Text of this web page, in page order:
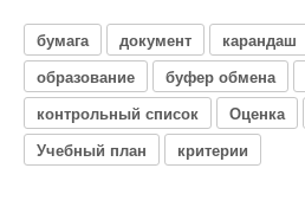
бумага документ карандаш
образование
буфер обмена
контрольный список
Оценка
Учебный план
критерии